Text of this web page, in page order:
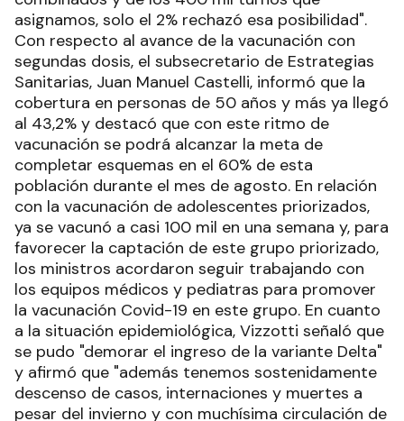
asignamos, solo el 2% rechazó esa posibilidad".
Con respecto al avance de la vacunación con
segundas dosis, el subsecretario de Estrategias
Sanitarias, Juan Manuel Castelli, informó que la
cobertura en personas de 50 años y más ya llegó
al 43,2% y destacó que con este ritmo de
vacunación se podrá alcanzar la meta de
completar esquemas en el 60% de esta
población durante el mes de agosto. En relación
con la vacunación de adolescentes priorizados,
ya se vacunó a casi 100 mil en una semana y, para
favorecer la captación de este grupo priorizado,
los ministros acordaron seguir trabajando con
los equipos médicos y pediatras para promover
la vacunación Covid-19 en este grupo. En cuanto
a la situación epidemiológica, Vizzotti señaló que
se pudo "demorar el ingreso de la variante Delta"
y afirmó que "además tenemos sostenidamente
descenso de casos, internaciones y muertes a
pesar del invierno y con muchísima circulación de